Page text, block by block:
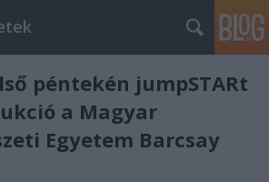
péntekén jumpSTARt
a Magyar
Egyetem Barcsay